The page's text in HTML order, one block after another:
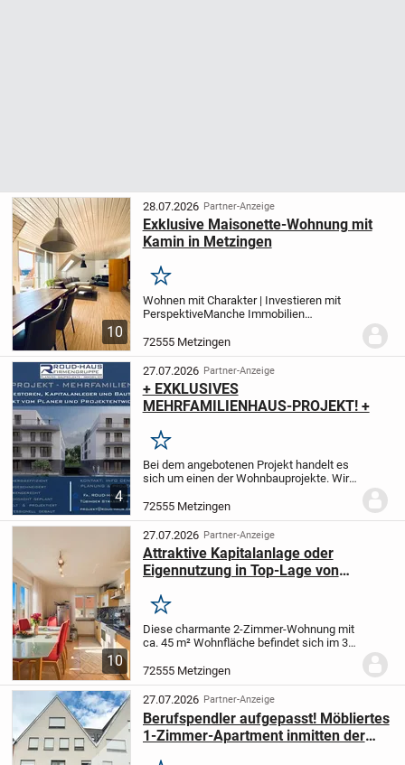
10
28.07.2026 Partner-Anzeige
Exklusive Maisonette-Wohnung mit
Kamin in Metzingen
Merken
Wohnen mit Charakter | Investieren mit
PerspektiveManche Immobilien
durch ihre Lage. Diese
Maisonettewohnung begeistert durch
etwas viel Wertvolleres: ihren...
72555 Metzingen
4
27.07.2026 Partner-Anzeige
+ EXKLUSIVES
MEHRFAMILIENHAUS-PROJEKT! +
Merken
Bei dem angebotenen Projekt handelt es
sich um einen der Wohnbauprojekte. Wir
und können Ihnen ca. 45 fertigentwickelte
Mehrfamilienhaus Projekte im
Geschoßwohn...
72555 Metzingen
10
27.07.2026 Partner-Anzeige
Attraktive Kapitalanlage oder
Eigennutzung in Top-Lage von
Merken
Diese charmante 2-Zimmer-Wohnung mit
ca. 45 m² Wohnfläche befindet sich im 3.
Familienhauses in Metzingen und
überzeugt durch ihre helle, freundliche
Atmosphäre sowie...
72555 Metzingen
27.07.2026 Partner-Anzeige
Berufspendler aufgepasst! Möbliertes
1-Zimmer-Apartment inmitten der